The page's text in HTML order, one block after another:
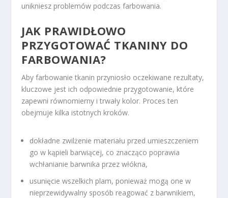
unikniesz problemów podczas farbowania.
JAK PRAWIDŁOWO
PRZYGOTOWAĆ TKANINY DO
FARBOWANIA?
Aby farbowanie tkanin przyniosło oczekiwane rezultaty,
kluczowe jest ich odpowiednie przygotowanie, które
zapewni równomierny i trwały kolor. Proces ten
obejmuje kilka istotnych kroków.
dokładne zwilżenie materiału przed umieszczeniem
go w kąpieli barwiącej, co znacząco poprawia
wchłanianie barwnika przez włókna,
usunięcie wszelkich plam, ponieważ mogą one w
nieprzewidywalny sposób reagować z barwnikiem,